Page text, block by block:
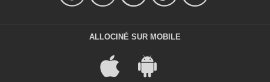
ALLOCINÉ SUR MOBILE